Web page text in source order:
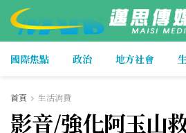
國際焦點 政治 地方社會
首頁 生活消費
影音/強化阿玉山